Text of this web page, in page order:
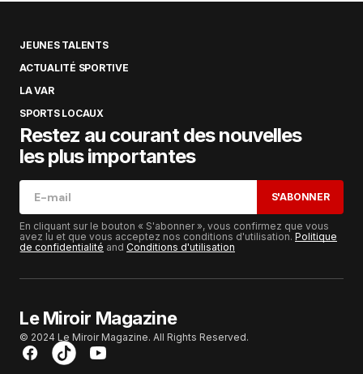
JEUNES TALENTS
ACTUALITÉ SPORTIVE
LA VAR
SPORTS LOCAUX
Restez au courant des nouvelles
les plus importantes
S'ABONNER
En cliquant sur le bouton « S'abonner », vous confirmez que vous
avez lu et que vous acceptez nos conditions d'utilisation. Politique
de confidentialité and Conditions d'utilisation
Le Miroir Magazine
© 2024 Le Miroir Magazine. All Rights Reserved.